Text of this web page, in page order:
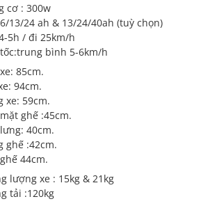
cơ : 300w
13/24 ah & 13/24/40ah (tuỳ chọn)
5h / đi 25km/h
bình 5-6km/h
85cm.
94cm.
xe: 59cm.
ghế :45cm.
40cm.
ghế :42cm.
44cm.
lượng xe : 15kg & 21kg
tải :120kg